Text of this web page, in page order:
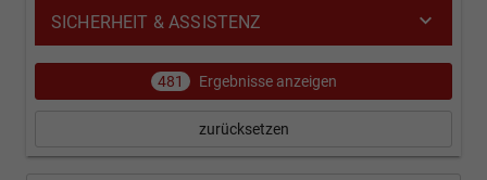
SICHERHEIT & ASSISTENZ
481 Ergebnisse anzeigen
zurücksetzen